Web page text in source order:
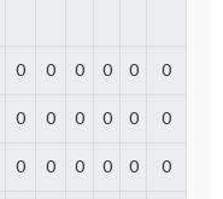
0 0 0 0 0 0
0 0 0 0 0 0
0 0 0 0 0 0